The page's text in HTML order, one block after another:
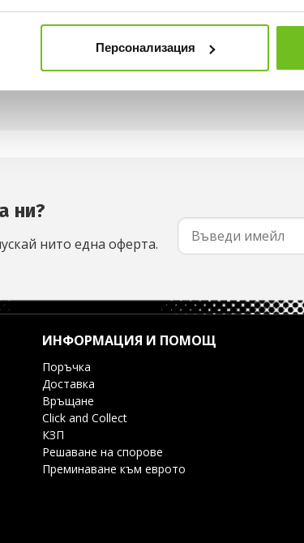
Персонализация
ни?
нито една оферта.
ИНФОРМАЦИЯ И ПОМОЩ
Поръчка
Доставка
Връщане
Click and Collect
КЗП
Решаване на спорове
Преминаване към еврото